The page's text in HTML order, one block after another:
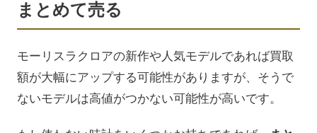
まとめて売る
モーリスラクロアの新作や人気モデルであれば買取
額が大幅にアップする可能性がありますが、そうで
ないモデルは高値がつかない可能性が高いです。